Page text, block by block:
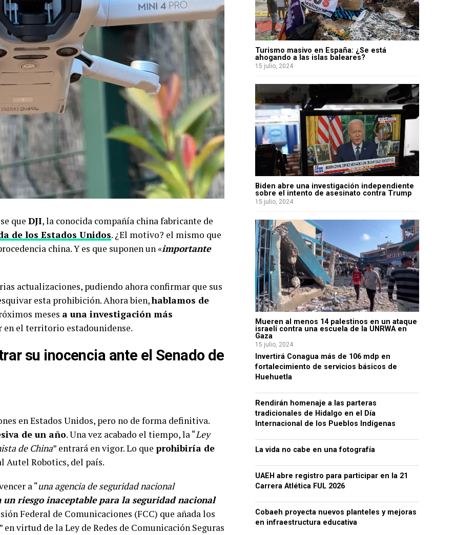
que DJI, la conocida compañía china fabricante de
de los Estados Unidos. ¿El motivo? el mismo que
china. Y es que suponen un «importante
actualizaciones, pudiendo ahora confirmar que sus
esta prohibición. Ahora bien,hablamos de
meses a una investigación más
en el territorio estadounidense.
su inocencia ante el Senado de
en Estados Unidos, pero no de forma definitiva.
de un año. Una vez acabado el tiempo, la “Ley
de China” entrará en vigor. Lo que prohibiría de
Autel Robotics, del país.
a “una agencia de seguridad nacional
un riesgo inaceptable para la seguridad nacional
Federal de Comunicaciones (FCC) que añada los
en virtud de la Ley de Redes de Comunicación Seguras
Turismo masivo en España: ¿Se está
ahogando a las islas baleares?
15 julio, 2024
Biden abre una investigación independiente
sobre el intento de asesinato contra Trump
15 julio, 2024
Mueren al menos 14 palestinos en un ataque
israelí contra una escuela de la UNRWA en
Gaza
15 julio, 2024
Invertirá Conagua más de 106 mdp en
fortalecimiento de servicios básicos de
Huehuetla
Rendirán homenaje a las parteras
tradicionales de Hidalgo en el Día
Internacional de los Pueblos Indígenas
La vida no cabe en una fotografía
UAEH abre registro para participar en la 21
Carrera Atlética FUL 2026
Cobaeh proyecta nuevos planteles y mejoras
en infraestructura educativa